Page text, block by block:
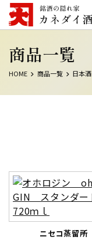
商品一覧
HOME 商品一覧 日本酒
ニセコ蒸留所